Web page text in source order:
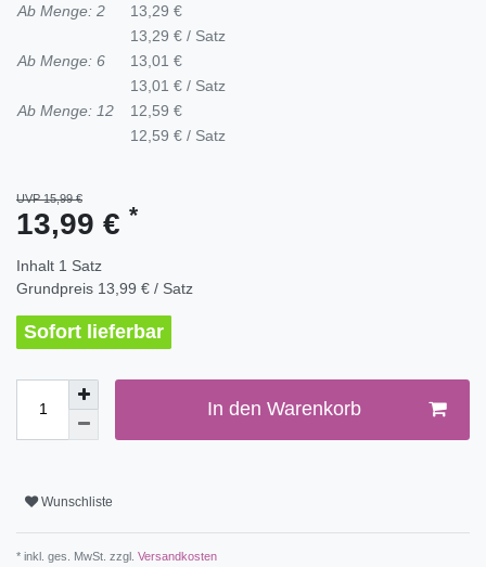
Ab Menge: 2
13,29 €
13,29 € / Satz
Ab Menge: 6
13,01 €
13,01 € / Satz
Ab Menge: 12
12,59 €
12,59 € / Satz
UVP 15,99 €
13,99 € *
Inhalt 1 Satz
Grundpreis 13,99 € / Satz
Sofort lieferbar
In den Warenkorb
Wunschliste
* inkl. ges. MwSt. zzgl. Versandkosten